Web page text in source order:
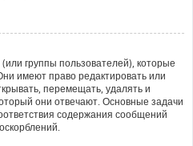
группы пользователей), которые
имеют право редактировать или
перемещать, удалять и
они отвечают. Основные задачи
содержания сообщений